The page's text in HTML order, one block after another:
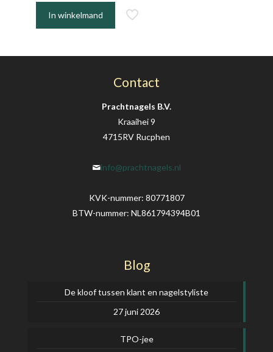
In winkelmand
Contact
Prachtnagels B.V.
Kraaihei 9
4715RV Rucphen
info@prachtnagels.nl
KVK-nummer: 80771807
BTW-nummer: NL861794394B01
Blog
De kloof tussen klant en nagelstyliste
27 juni 2026
TPO-jee